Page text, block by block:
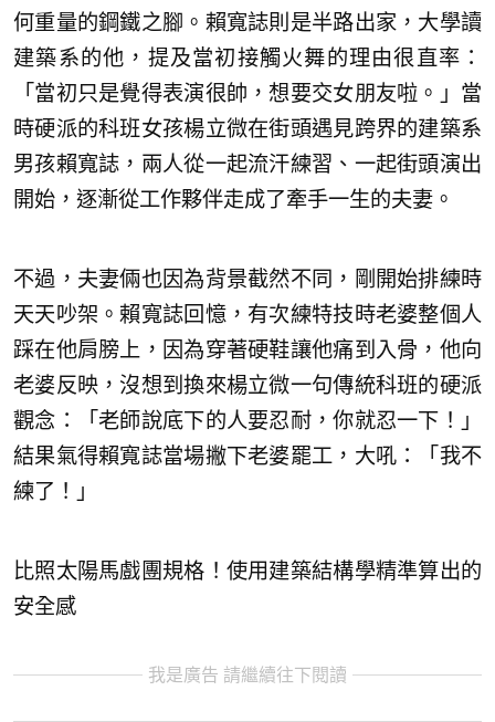
何重量的鋼鐵之腳。賴寬誌則是半路出家，大學讀
建築系的他，提及當初接觸火舞的理由很直率：
「當初只是覺得表演很帥，想要交女朋友啦。」當
時硬派的科班女孩楊立微在街頭遇見跨界的建築系
男孩賴寬誌，兩人從一起流汗練習、一起街頭演出
開始，逐漸從工作夥伴走成了牽手一生的夫妻。
不過，夫妻倆也因為背景截然不同，剛開始排練時
天天吵架。賴寬誌回憶，有次練特技時老婆整個人
踩在他肩膀上，因為穿著硬鞋讓他痛到入骨，他向
老婆反映，沒想到換來楊立微一句傳統科班的硬派
觀念：「老師說底下的人要忍耐，你就忍一下！」
結果氣得賴寬誌當場撇下老婆罷工，大吼：「我不
練了！」
比照太陽馬戲團規格！使用建築結構學精準算出的
安全感
我是廣告 請繼續往下閱讀